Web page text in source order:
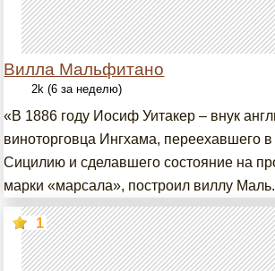
Вилла Мальфитано
2k (6 за неделю)
«В 1886 году Иосиф Уитакер – внук
виноторговца Ингхама, переехавшего в
Сицилию и сделавшего состояние на
марки «марсала», построил виллу
1